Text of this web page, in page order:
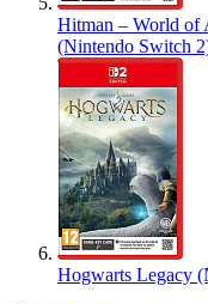
Hitman – World of
(Nintendo Switch
Hogwarts Legacy